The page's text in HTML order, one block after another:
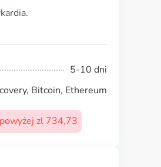
5-10 dni
Bitcoin, Ethereum
zl 734,73